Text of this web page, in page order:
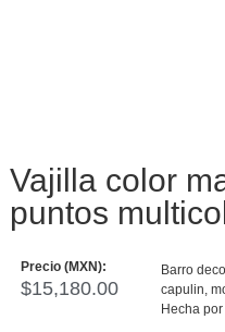
Vajilla color
puntos
Precio (MXN):
$15,180.00
Barro
capulin,
Hecha